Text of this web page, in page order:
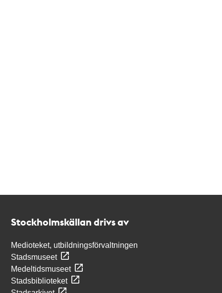
Stockholmskällan drivs av
Medioteket, utbildningsförvaltningen
Stadsmuseet
Medeltidsmuseet
Stadsbiblioteket